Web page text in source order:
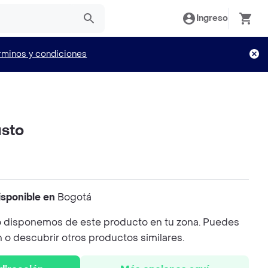
Ingreso
y condiciones
en Bogotá
disponemos de este producto en tu zona. Puedes
o descubrir otros productos similares.